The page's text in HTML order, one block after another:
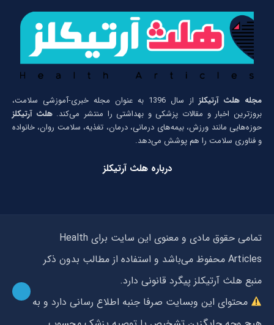
مجله هلث آرتیکلز
از سال 1396 به عنوان مجله خبری-آموزشی سلامت،
بروزترین اخبار و مقالات پزشکی و بهداشتی را منتشر می‌کند.هلث آرتیکلز
حوزه‌هایی مانند ورزش، بیمه‌های درمانی، درمان، تغذیه، سلامت روان، خانواده
و فناوری سلامت را هم پوشش می‌دهد.
درباره هلث آرتیکلز
تمامی حقوق مادی و معنوی این سایت برای Health
Articles محفوظ می‌باشد و استفاده از مطالب بدون ذکر
منبع هلث آرتیکلز پیگرد قانونی دارد.
محتوای این وبسایت صرفا جنبه اطلاع رسانی دارد و به